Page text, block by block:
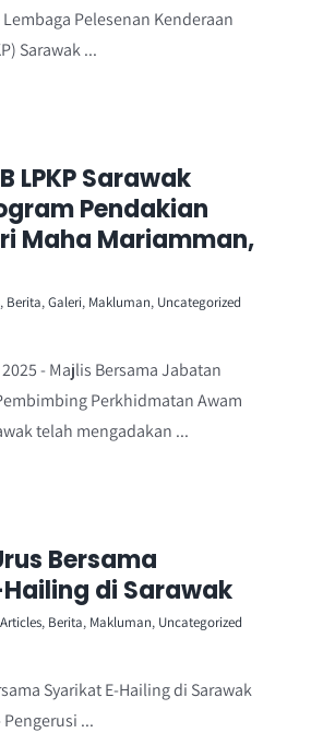
Lembaga Pelesenan Kenderaan
Sarawak ...
LPKP Sarawak
Pendakian
Maha Mariamman,
, Berita,Galeri, Makluman, Uncategorized
- Majlis Bersama Jabatan
Perkhidmatan Awam
telah mengadakan ...
Bersama
di Sarawak
Articles, Berita, Makluman, Uncategorized
Syarikat E-Hailing di Sarawak
Pengerusi ...